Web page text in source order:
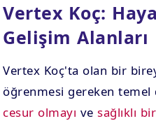
Vertex Koç:
Gelişim Alanları
Vertex Koç'ta olan bir
öğrenmesi gereken temel
cesur olmayı vesağlıklı